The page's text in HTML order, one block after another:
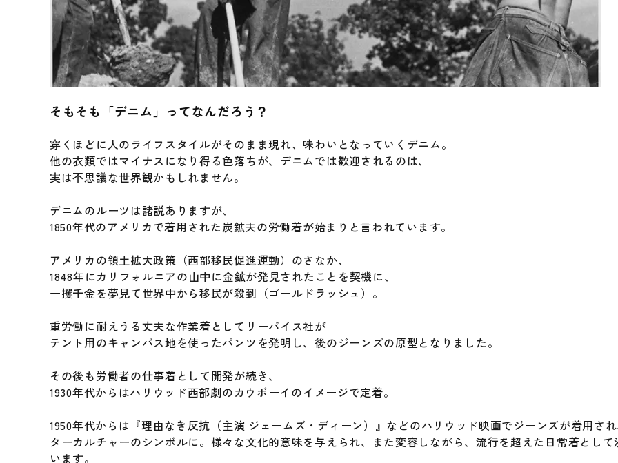
そもそも「デニム」ってなんだろう？
穿くほどに人のライフスタイルがそのまま現れ、味わいとなっていくデニム。
他の衣類ではマイナスになり得る色落ちが、デニムでは歓迎されるのは、
実は不思議な世界観かもしれません。
デニムのルーツは諸説ありますが、
1850年代のアメリカで着用された炭鉱夫の労働着が始まりと言われています。
アメリカの領土拡大政策（西部移民促進運動）のさなか、
1848年にカリフォルニアの山中に金鉱が発見されたことを契機に、
一攫千金を夢見て世界中から移民が殺到（ゴールドラッシュ）。
重労働に耐えうる丈夫な作業着としてリーバイス社が
テント用のキャンバス地を使ったパンツを発明し、後のジーンズの原型となりました。
その後も労働者の仕事着として開発が続き、
1930年代からはハリウッド西部劇のカウボーイのイメージで定着。
1950年代からは『理由なき反抗（主演 ジェームズ・ディーン）』などのハリウッド映画でジーンズが着用さ
ターカルチャーのシンボルに。様々な文化的意味を与えられ、また変容しながら、流行を超えた日常着として
います。